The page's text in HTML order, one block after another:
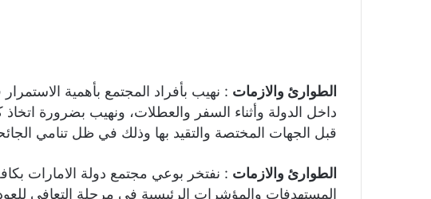
الطوارئ والازمات : نهيب بأفراد المجتمع بأهمية الاستمرار
داخل الدولة وأثناء السفر والعطلات، ونهيب بضرورة اتخاذ
قبل الجهات المختصة والتقيد بها وذلك في ظل تنامي
الطوارئ والازمات : نفتخر بوعي مجتمع دولة الامارات
المستهدفات والمؤشرات الرئيسية في مرحلة التعافي